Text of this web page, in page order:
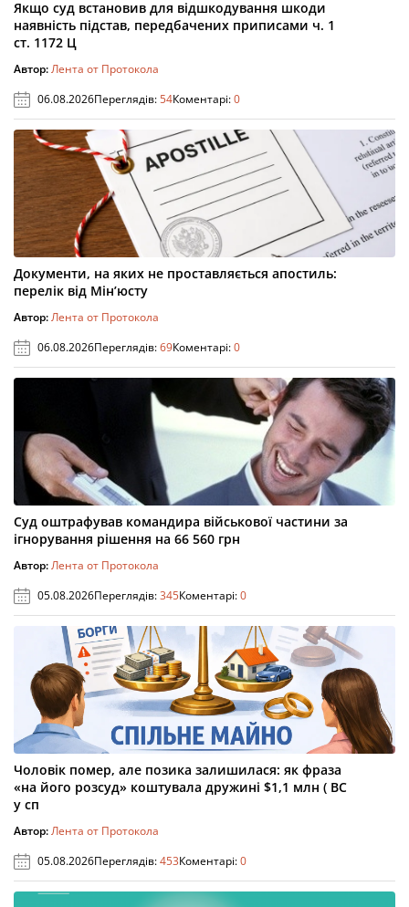
Якщо суд встановив для відшкодування шкоди
наявність підстав, передбачених приписами ч. 1
ст. 1172 Ц
Автор:Лента от Протокола
06.08.2026Переглядів:54Коментарі:0
Документи, на яких не проставляється апостиль:
перелік від Мін’юсту
Автор:Лента от Протокола
06.08.2026Переглядів:69Коментарі:0
Суд оштрафував командира військової частини за
ігнорування рішення на 66 560 грн
Автор:Лента от Протокола
05.08.2026Переглядів:345Коментарі:0
Чоловік помер, але позика залишилася: як фраза
«на його розсуд» коштувала дружині $1,1 млн ( ВС
у сп
Автор:Лента от Протокола
05.08.2026Переглядів:453Коментарі:0